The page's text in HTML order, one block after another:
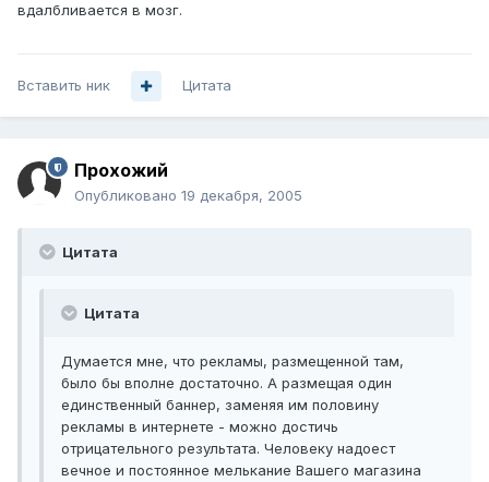
вдалбливается в мозг.
Вставить ник Цитата
Прохожий
Опубликовано 19 декабря, 2005
Цитата
Цитата
Думается мне, что рекламы, размещенной там,
было бы вполне достаточно. А размещая один
единственный баннер, заменяя им половину
рекламы в интернете - можно достичь
отрицательного результата. Человеку надоест
вечное и постоянное мелькание Вашего магазина